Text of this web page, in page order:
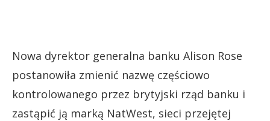
Nowa dyrektor generalna banku Alison Rose
postanowiła zmienić nazwę częściowo
kontrolowanego przez brytyjski rząd banku i
zastąpić ją marką NatWest, sieci przejętej